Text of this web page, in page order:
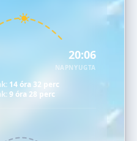
20:06
NAPNYUGTA
14 óra 32 perc
9 óra 28 perc